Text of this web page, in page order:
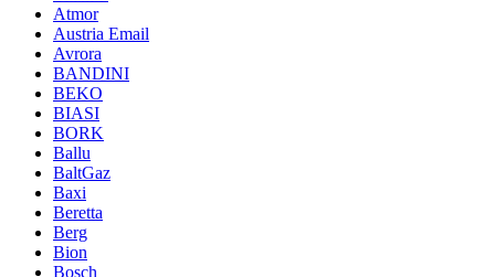
Atmor
Austria Email
Avrora
BANDINI
BEKO
BIASI
BORK
Ballu
BaltGaz
Baxi
Beretta
Berg
Bion
Bosch